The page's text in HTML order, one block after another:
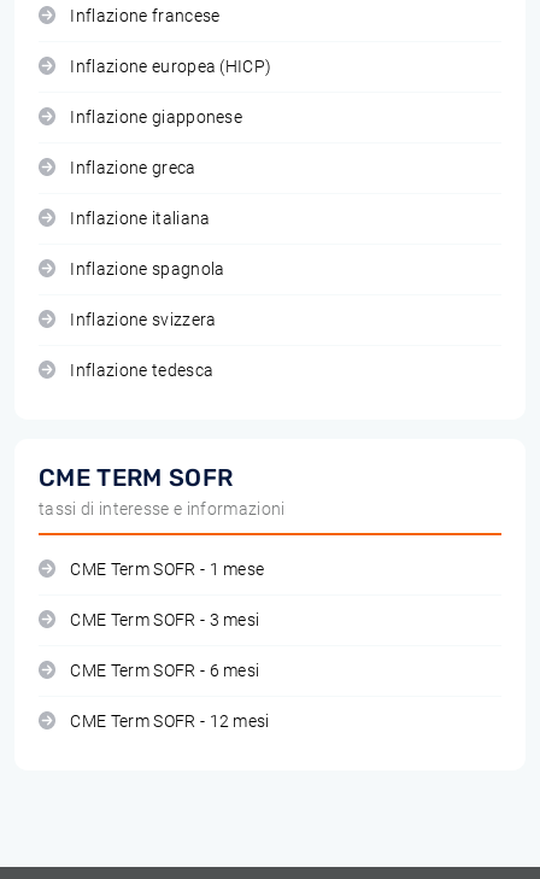
Inflazione francese
Inflazione europea (HICP)
Inflazione giapponese
Inflazione greca
Inflazione italiana
Inflazione spagnola
Inflazione svizzera
Inflazione tedesca
CME TERM SOFR
tassi di interesse e informazioni
CME Term SOFR - 1 mese
CME Term SOFR - 3 mesi
CME Term SOFR - 6 mesi
CME Term SOFR - 12 mesi